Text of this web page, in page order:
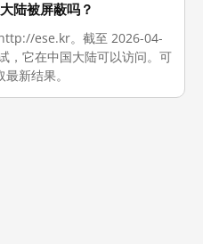
陆被屏蔽吗？
ese.kr。截至 2026-04-
，它在中国大陆可以访问。可
新结果。